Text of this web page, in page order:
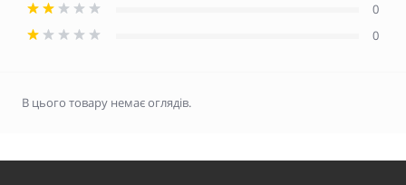
0
0
В цього товару немає оглядів.